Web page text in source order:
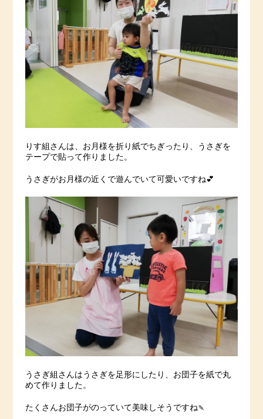
りす組さんは、お月様を折り紙でちぎったり、うさぎを
テープで貼って作りました。
うさぎがお月様の近くで遊んでいて可愛いですね💕
うさぎ組さんはうさぎを足形にしたり、お団子を紙で丸
めて作りました。
たくさんお団子がのっていて美味しそうですね🍡